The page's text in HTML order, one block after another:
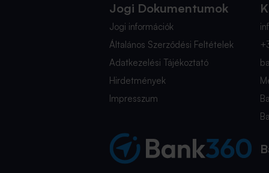
Jogi Dokumentumok
Jogi információk
Általános Szerződési Feltételek
Adatkezelési Tájékoztató
Hirdetmények
Impresszum